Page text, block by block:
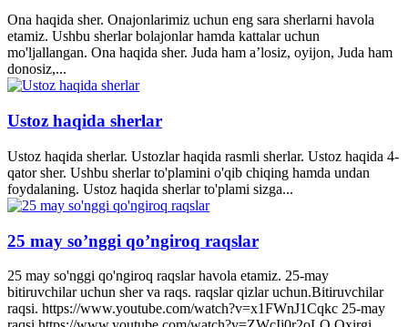
Ona haqida sher. Onajonlarimiz uchun eng sara sherlarni havola
etamiz. Ushbu sherlar bolajonlar hamda kattalar uchun
mo'ljallangan. Ona haqida sher. Juda ham a’losiz, oyijon, Juda ham
donosiz,...
Ustoz haqida sherlar
Ustoz haqida sherlar. Ustozlar haqida rasmli sherlar. Ustoz haqida 4-
qator sher. Ushbu sherlar to'plamini o'qib chiqing hamda undan
foydalaning. Ustoz haqida sherlar to'plami sizga...
25 may so’nggi qo’ngiroq raqslar
25 may so'nggi qo'ngiroq raqslar havola etamiz. 25-may
bitiruvchilar uchun sher va raqs. raqslar qizlar uchun.Bitiruvchilar
raqsi. https://www.youtube.com/watch?v=x1FWnJ1Cqkc 25-may